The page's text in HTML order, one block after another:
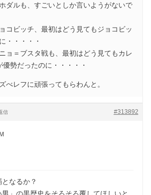
ダルも、すごいとしか言いようがないで
コビッチ、最初はどう見てもジョコビッ
・・・・・
ョ＝ブスタ戦も、最初はどう見てもカレ
勢だったのに・・・・・
べレフに頑張ってもらわんと。
#313892
信
なるか？